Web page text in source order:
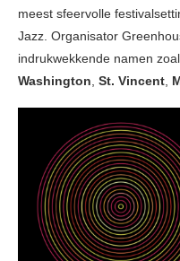
meest sfeervolle
Jazz. Organisator
indrukwekkende namen
Washington, St. Vincent,